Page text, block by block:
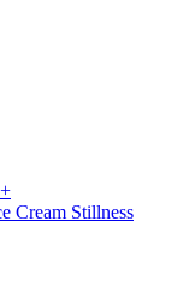
Cream Stillness